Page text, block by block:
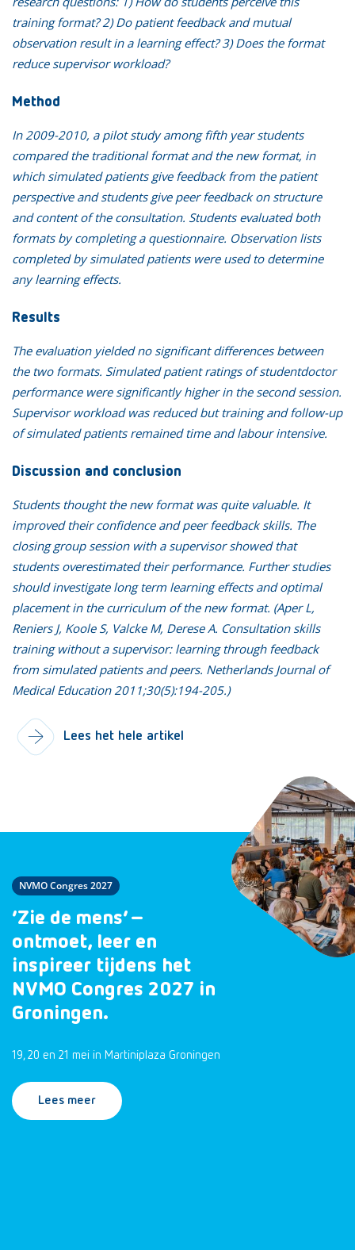
training format? 2) Do patient feedback and mutual
observation result in a learning effect? 3) Does the format
reduce supervisor workload?
Method
In 2009-2010, a pilot study among fifth year students
compared the traditional format and the new format, in
which simulated patients give feedback from the patient
perspective and students give peer feedback on structure
and content of the consultation. Students evaluated both
formats by completing a questionnaire. Observation lists
completed by simulated patients were used to determine
any learning effects.
Results
The evaluation yielded no significant differences between
the two formats. Simulated patient ratings of studentdoctor
performance were significantly higher in the second session.
Supervisor workload was reduced but training and follow-up
of simulated patients remained time and labour intensive.
Discussion and conclusion
Students thought the new format was quite valuable. It
improved their confidence and peer feedback skills. The
closing group session with a supervisor showed that
students overestimated their performance. Further studies
should investigate long term learning effects and optimal
placement in the curriculum of the new format. (Aper L,
Reniers J, Koole S, Valcke M, Derese A. Consultation skills
training without a supervisor: learning through feedback
from simulated patients and peers. Netherlands Journal of
Medical Education 2011;30(5):194-205.)
Lees het hele artikel
NVMO Congres 2027
‘Zie de mens’ –
ontmoet, leer en
inspireer tijdens het
NVMO Congres 2027 in
Groningen.
19, 20 en 21 mei in Martiniplaza Groningen
Lees meer